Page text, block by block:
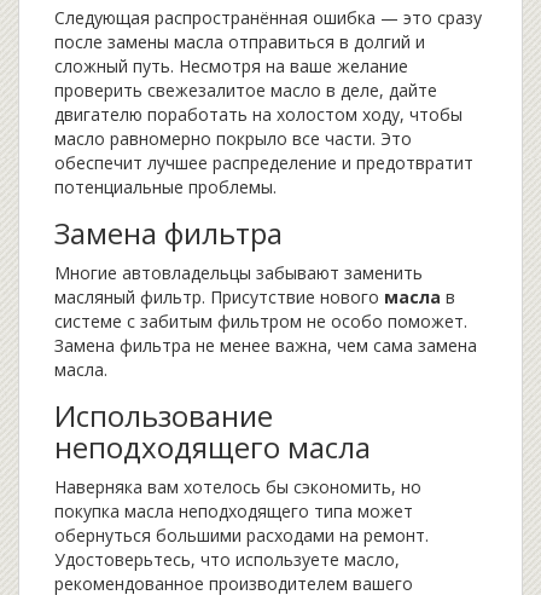
Следующая распространённая ошибка — это сразу
после замены масла отправиться в долгий и
сложный путь. Несмотря на ваше желание
проверить свежезалитое масло в деле, дайте
двигателю поработать на холостом ходу, чтобы
масло равномерно покрыло все части. Это
обеспечит лучшее распределение и предотвратит
потенциальные проблемы.
Замена фильтра
Многие автовладельцы забывают заменить
масляный фильтр. Присутствие нового масла в
системе с забитым фильтром не особо поможет.
Замена фильтра не менее важна, чем сама замена
масла.
Использование
неподходящего масла
Наверняка вам хотелось бы сэкономить, но
покупка масла неподходящего типа может
обернуться большими расходами на ремонт.
Удостоверьтесь, что используете масло,
рекомендованное производителем вашего